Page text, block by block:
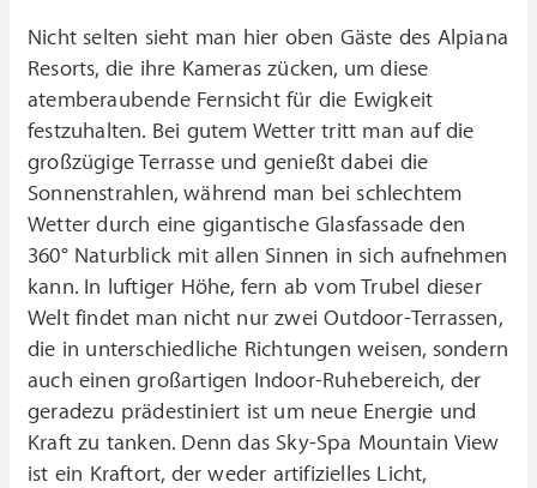
Nicht selten sieht man hier oben Gäste des Alpiana
Resorts, die ihre Kameras zücken, um diese
atemberaubende Fernsicht für die Ewigkeit
festzuhalten. Bei gutem Wetter tritt man auf die
großzügige Terrasse und genießt dabei die
Sonnenstrahlen, während man bei schlechtem
Wetter durch eine gigantische Glasfassade den
360° Naturblick mit allen Sinnen in sich aufnehmen
kann. In luftiger Höhe, fern ab vom Trubel dieser
Welt findet man nicht nur zwei Outdoor-Terrassen,
die in unterschiedliche Richtungen weisen, sondern
auch einen großartigen Indoor-Ruhebereich, der
geradezu prädestiniert ist um neue Energie und
Kraft zu tanken. Denn das Sky-Spa Mountain View
ist ein Kraftort, der weder artifizielles Licht,